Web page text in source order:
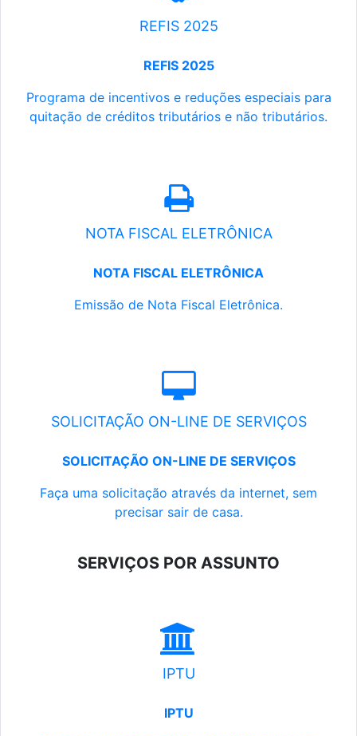
REFIS 2025
REFIS 2025
Programa de incentivos e reduções especiais para
quitação de créditos tributários e não tributários.
NOTA FISCAL ELETRÔNICA
NOTA FISCAL ELETRÔNICA
Emissão de Nota Fiscal Eletrônica.
SOLICITAÇÃO ON-LINE DE SERVIÇOS
SOLICITAÇÃO ON-LINE DE SERVIÇOS
Faça uma solicitação através da internet, sem
precisar sair de casa.
SERVIÇOS POR ASSUNTO
IPTU
IPTU